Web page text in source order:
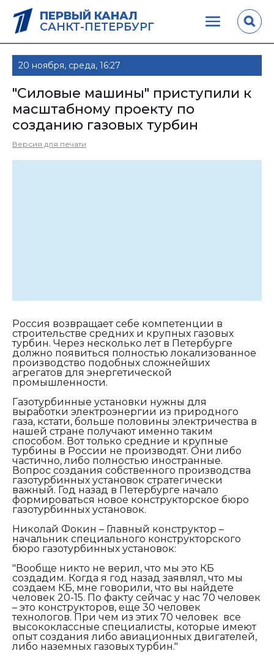
ПЕРВЫЙ КАНАЛ
САНКТ-ПЕТЕРБУРГ
20 ноября, среда, 16:27
"Силовые машины" приступили к
масштабному проекту по
созданию газовых турбин
Версия для печати
Россия возвращает себе компетенции в
строительстве средних и крупных газовых
турбин. Через несколько лет в Петербурге
должно появиться полностью локализованное
производство подобных сложнейших
агрегатов для энергетической
промышленности.
Газотурбинные установки нужны для
выработки электроэнергии из природного
газа, кстати, больше половины электричества в
нашей стране получают именно таким
способом. Вот только средние и крупные
турбины в России не производят. Они либо
частично, либо полностью иностранные.
Вопрос создания собственного производства
газотурбинных установок стратегически
важный. Год назад в Петербурге начало
формироваться новое конструкторское бюро
газотурбинных установок.
Николай Фокин – Главный конструктор –
начальник специального конструкторского
бюро газотурбинных установок:
"Вообще никто не верил, что мы это КБ
создадим. Когда я год назад заявлял, что мы
создаем КБ, мне говорили, что вы найдете
человек 20-15. По факту сейчас у нас 70 человек
– это конструкторов, еще 30 человек
технологов. При чем из этих 70 человек все
высококлассные специалисты, которые имеют
опыт создания либо авиационных двигателей,
либо наземных газовых турбин."